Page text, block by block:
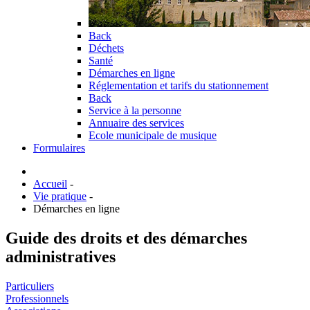
Back
Déchets
Santé
Démarches en ligne
Réglementation et tarifs du stationnement
Back
Service à la personne
Annuaire des services
Ecole municipale de musique
Formulaires
Accueil -
Vie pratique -
Démarches en ligne
Guide des droits et des démarches
administratives
Particuliers
Professionnels